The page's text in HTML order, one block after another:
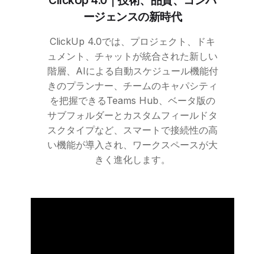
ージェンスの新時代
ClickUp 4.0では、プロジェクト、ドキ
ュメント、チャットが統合された新しい
階層、AIによる自動スケジュール機能付
きのプランナー、チームのキャパシティ
を把握できるTeams Hub、ベータ版の
サブフォルダーとカスタムフィールドタ
スクタイプなど、スマートで接続性の高
い機能が導入され、ワークスペースが大
きく進化します。